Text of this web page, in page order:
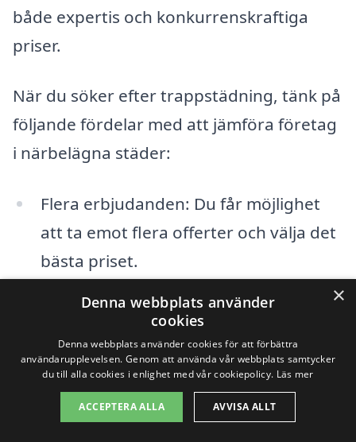
både expertis och konkurrenskraftiga
priser.
När du söker efter trappstädning, tänk på
följande fördelar med att jämföra företag
i närbelägna städer:
Flera erbjudanden: Du får möjlighet
att ta emot flera offerter och välja det
bästa priset.
Kvalitetsjämförelse: Du kan läsa
recensioner och jämföra tjänster
mellan olika företag.
Lokal kunskap: Företag i dina
närområden har ofta bättre förståelse
×
Denna webbplats använder
cookies
Denna webbplats använder cookies för att förbättra
användarupplevelsen. Genom att använda vår webbplats samtycker
du till alla cookies i enlighet med vår cookiepolicy. Läs mer
ACCEPTERA ALLA AVVISA ALLT